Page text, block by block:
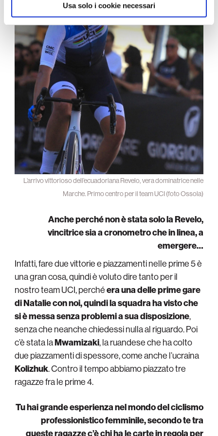
Usa solo i cookie necessari
L’arrivo vittorioso dell’ecuadoriana Revelo, vera dominatrice nelle
Marche. Primo centro per il team UCI (foto Ossola)
Anche perché non è stata solo la Revelo,
vincitrice sia a cronometro che in linea, a
emergere…
Infatti, fare due vittorie e piazzamenti nelle prime 5 è
una gran cosa, quindi è voluto dire tanto per il
nostro team UCI, perchéera una delle prime gare
di Natalie con noi, quindi la squadra ha visto che
si è messa senza problemi a sua disposizione,
senza che neanche chiedessi nulla al riguardo. Poi
c’è stata laMwamizaki, la ruandese che ha colto
due piazzamenti di spessore, come anche l’ucraina
Kolizhuk. Contro il tempo abbiamo piazzato tre
ragazze fra le prime 4.
Tu hai grande esperienza nel mondo del ciclismo
professionistico femminile, secondo te tra
queste ragazze c’è chi ha le carte in regola per